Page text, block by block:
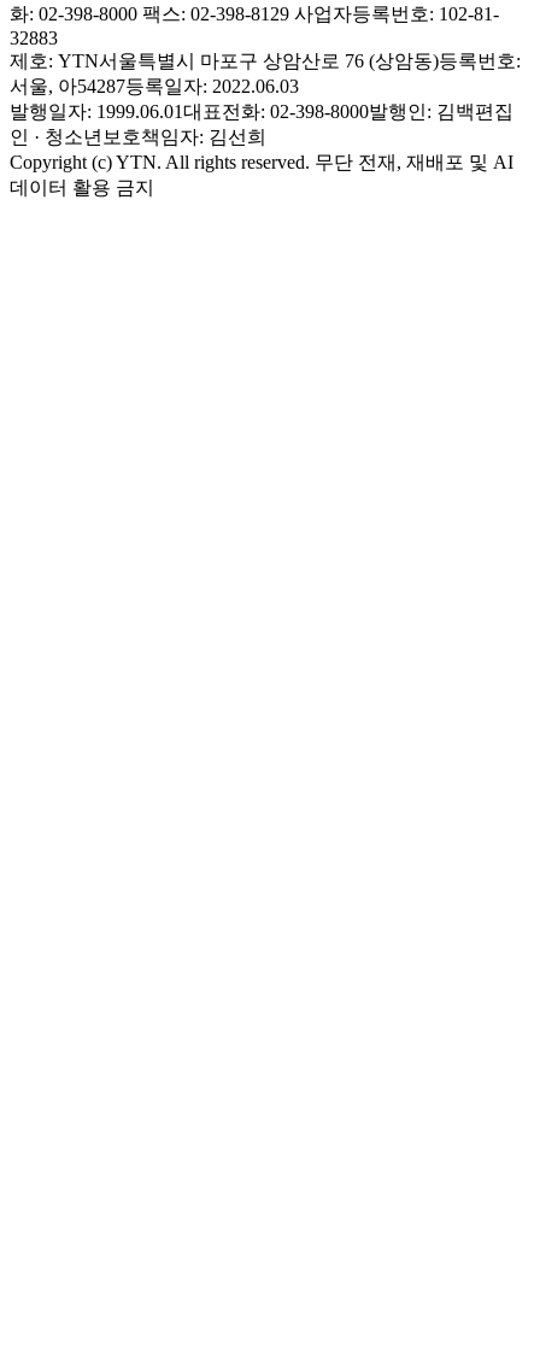
화: 02-398-8000 팩스: 02-398-8129 사업자등록번호: 102-81-
32883
제호: YTN서울특별시 마포구 상암산로 76 (상암동)등록번호:
서울, 아54287등록일자: 2022.06.03
발행일자: 1999.06.01대표전화: 02-398-8000발행인: 김백편집
인 · 청소년보호책임자: 김선희
Copyright (c) YTN. All rights reserved. 무단 전재, 재배포 및 AI
데이터 활용 금지